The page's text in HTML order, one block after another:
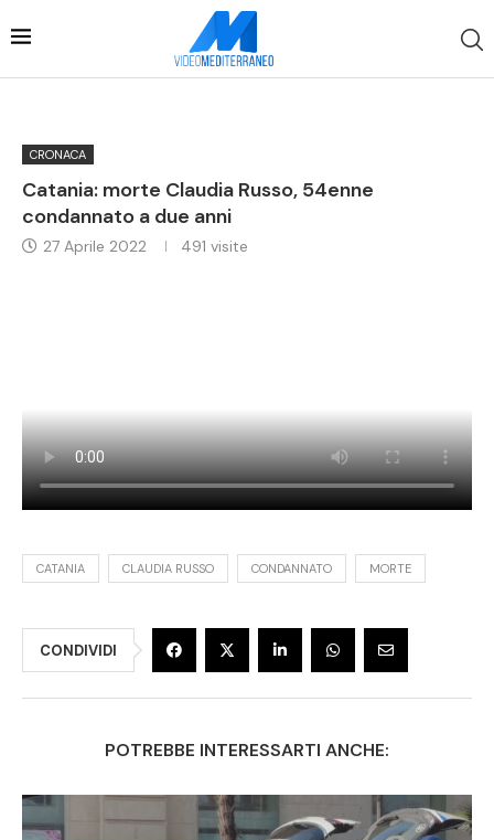
CRONACA
Catania: morte Claudia Russo, 54enne
condannato a due anni
27 Aprile 2022 491 visite
CATANIA CLAUDIA RUSSO CONDANNATO MORTE
CONDIVIDI
POTREBBE INTERESSARTI ANCHE: